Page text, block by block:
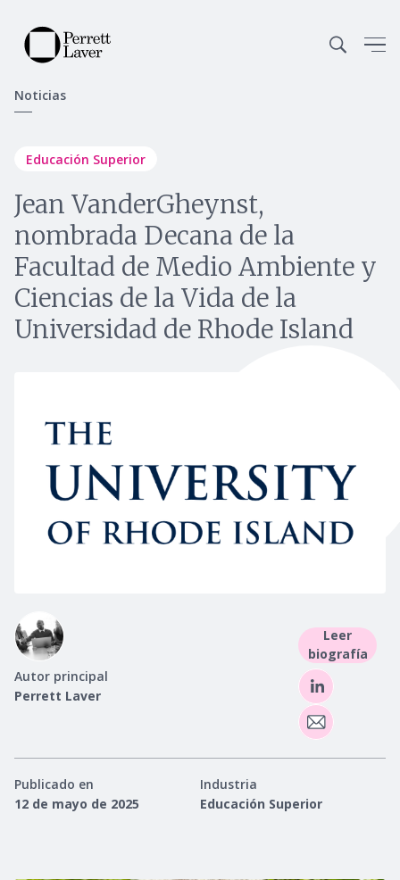
Noticias
Educación Superior
Jean VanderGheynst,
nombrada Decana de la
Facultad de Medio Ambiente y
Ciencias de la Vida de la
Universidad de Rhode Island
Autor principal
Perrett Laver
Leer
biografía
Publicado en
12 de mayo de 2025
Industria
Educación Superior